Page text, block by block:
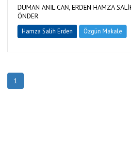
DUMAN ANIL CAN, ERDEN HAMZA
ÖNDER
Hamza Salih Erden Özgün Makale
1